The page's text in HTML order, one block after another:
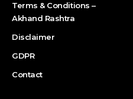
Terms & Conditions –
Akhand Rashtra
Disclaimer
GDPR
Contact